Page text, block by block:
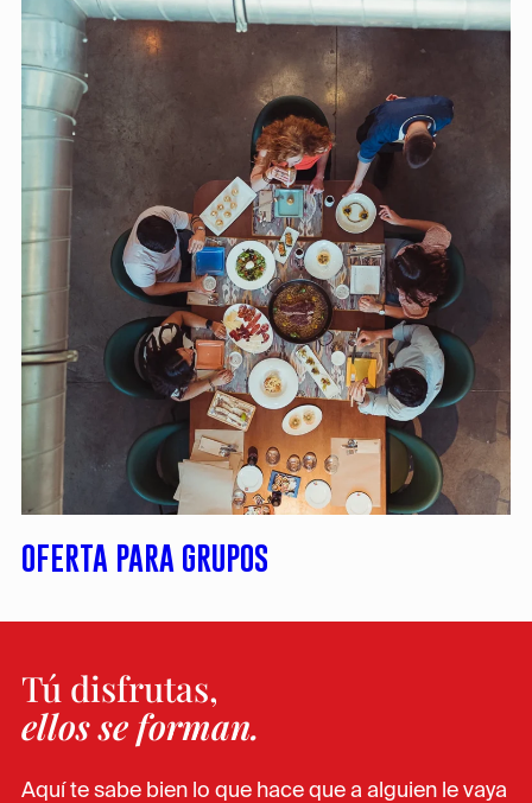
OFERTA PARA GRUPOS
Tú disfrutas,
ellos se forman.
Aquí te sabe bien lo que hace que a alguien le vaya